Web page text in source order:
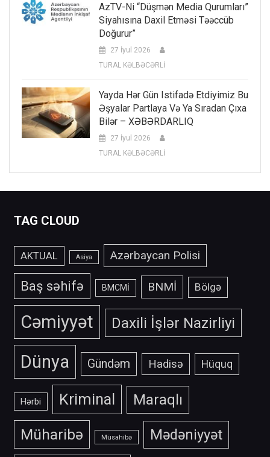
AzTV-Ni “düşmən Media Qurumları”
Siyahısına Daxil Etməsi Təəccüb
Doğurur”
27 İyul 2026
TURAL KƏLBƏCƏRLİ
Yayda Hər Gün Istifadə Etdiyimiz Bu
Əşyalar Partlaya Və Ya Sıradan Çıxa
Bilər – XƏBƏRDARLIQ
27 İyul 2026
TURAL KƏLBƏCƏRLİ
TAG CLOUD
AKTUAL Asiya Azərbaycan Polisi
Baş səhifə BMCMİ BNMİ Bölgə
Cəmiyyət Daxili İşlər Nazirliyi
Dünya Gündəm Hadisə Hüquq
Hərbi Kriminal Maraqlı
Müharibə Müsahibə Mədəniyyət